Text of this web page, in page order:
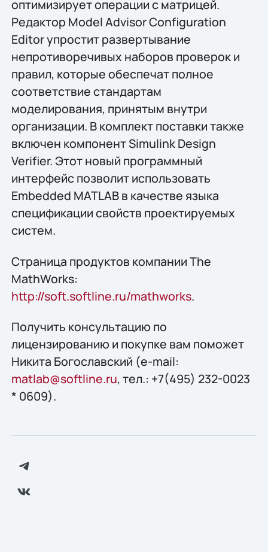
оптимизирует операции с матрицей.
Редактор Model Advisor Configuration
Editor упростит развертывание
непротиворечивых наборов проверок и
правил, которые обеспечат полное
соответствие стандартам
моделирования, принятым внутри
организации. В комплект поставки также
включен компонент Simulink Design
Verifier. Этот новый программный
интерфейс позволит использовать
Embedded MATLAB в качестве языка
спецификации свойств проектируемых
систем.
Страница продуктов компании The
MathWorks:
http://soft.softline.ru/mathworks.
Получить конcультацию по
лицензированию и покупке вам поможет
Никита Богославский (e-mail:
matlab@softline.ru, тел.: +7(495) 232-0023
* 0609).